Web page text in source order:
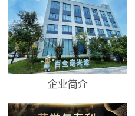
企业简介